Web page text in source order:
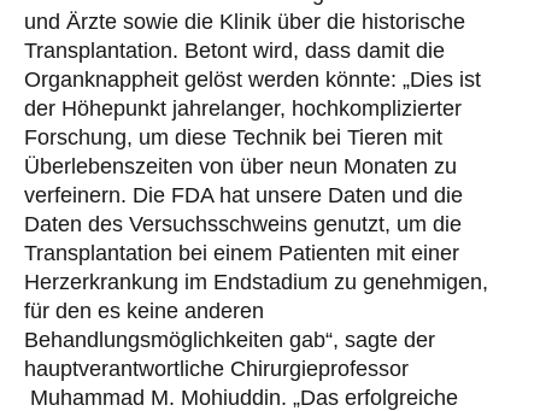
und Ärzte sowie die Klinik über die historische
Transplantation. Betont wird, dass damit die
Organknappheit gelöst werden könnte: „Dies ist
der Höhepunkt jahrelanger, hochkomplizierter
Forschung, um diese Technik bei Tieren mit
Überlebenszeiten von über neun Monaten zu
verfeinern. Die FDA hat unsere Daten und die
Daten des Versuchsschweins genutzt, um die
Transplantation bei einem Patienten mit einer
Herzerkrankung im Endstadium zu genehmigen,
für den es keine anderen
Behandlungsmöglichkeiten gab“, sagte der
hauptverantwortliche Chirurgieprofessor
Muhammad M. Mohiuddin. „Das erfolgreiche